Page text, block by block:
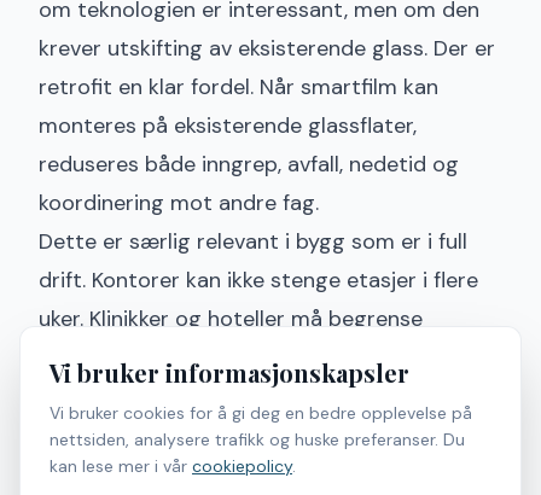
Vi bruker informasjonskapsler
Vi bruker cookies for å gi deg en bedre opplevelse på
nettsiden, analysere trafikk og huske preferanser. Du
kan lese mer i vår cookiepolicy.
om teknologien er interessant, men om den
krever utskifting av eksisterende glass. Der er
retrofit en klar fordel. Når smartfilm kan
monteres på eksisterende glassflater,
reduseres både inngrep, avfall, nedetid og
koordinering mot andre fag.
Dette er særlig relevant i bygg som er i full
drift. Kontorer kan ikke stenge etasjer i flere
uker. Klinikker og hoteller må begrense
forstyrrelser. Da blir installasjonsmetoden en
sentral del av verdien. En løsning som bevarer
eksisterende glass, men tilfører ny funksjon, er
ofte langt enklere å få godkjent både